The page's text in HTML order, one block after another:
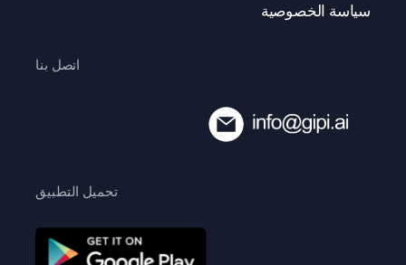
سياسة الخصوصية
اتصل بنا
تحميل التطبيق